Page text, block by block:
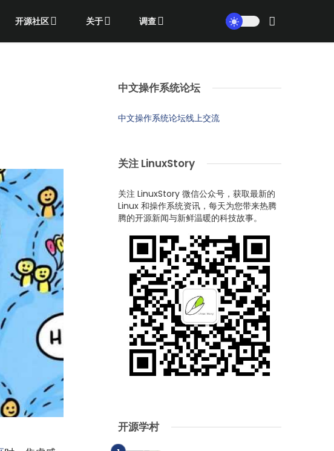
开源社区 关于 调查
中文操作系统论坛
中文操作系统论坛线上交流
关注 LinuxStory
关注 LinuxStory 微信公众号，获取最新的
Linux 和操作系统资讯，每天为您带来热腾
腾的开源新闻与新鲜温暖的科技故事。
开源学村